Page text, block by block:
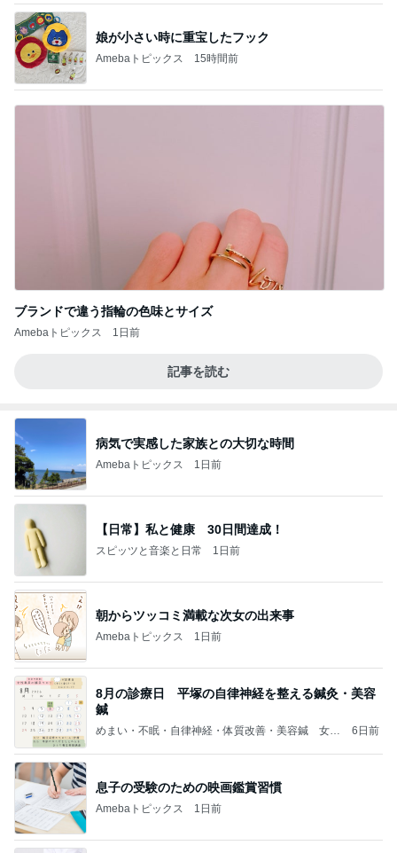
娘が小さい時に重宝したフック
Amebaトピックス 15時間前
ブランドで違う指輪の色味とサイズ
Amebaトピックス 1日前
記事を読む
病気で実感した家族との大切な時間
Amebaトピックス 1日前
【日常】私と健康 30日間達成！
スピッツと音楽と日常 1日前
朝からツッコミ満載な次女の出来事
Amebaトピックス 1日前
8月の診療日 平塚の自律神経を整える鍼灸・美容
鍼
めまい・不眠・自律神経・体質改善・美容鍼 女性
然治療院 氣樂來（きらく）
6日前
息子の受験のための映画鑑賞習慣
Amebaトピックス 1日前